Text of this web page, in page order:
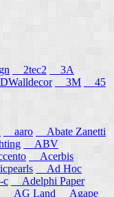
2tec2
3A
3M
45
aaro
Abate Zanetti
ABV
Acerbis
Ad Hoc
c
Adelphi Paper
AG Land Agape